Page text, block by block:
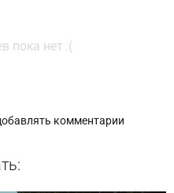
пока нет :(
комментарии